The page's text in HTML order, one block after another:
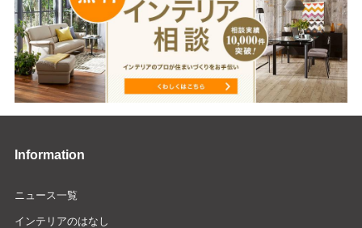
Information
ニュース一覧
インテリアのはなし